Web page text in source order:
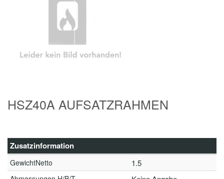
HSZ40A AUFSATZRAHMEN
Zusatzinformation
GewichtNetto 1.5